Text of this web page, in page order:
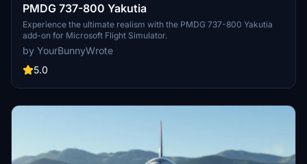
PMDG 737-800 Yakutia
Experience the ultimate realism with the PMDG 737-800 Yakutia
add-on for Microsoft Flight Simulator.
by YourBunnyWrote
5.0